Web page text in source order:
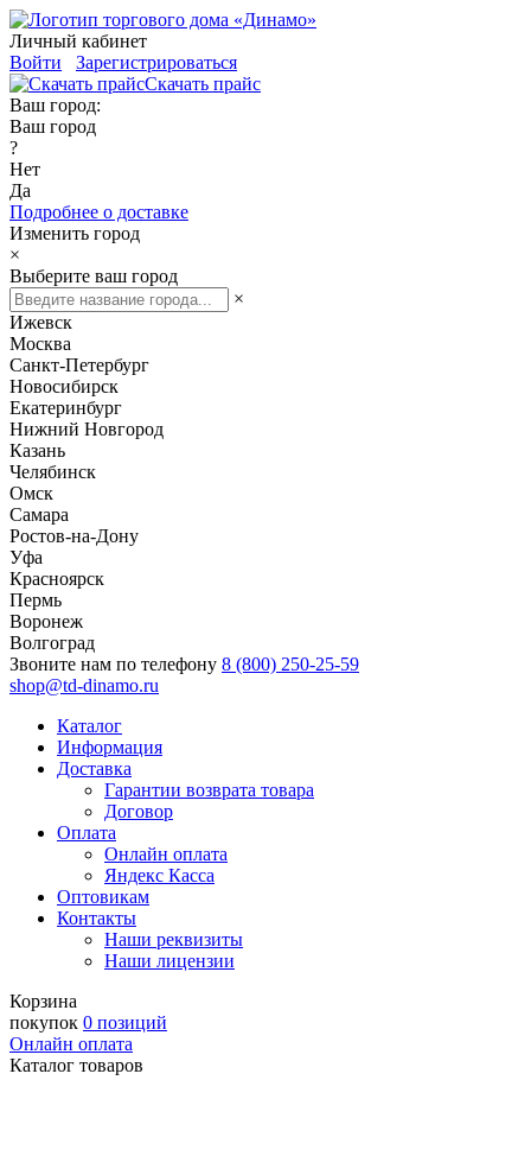
Личный кабинет
Войти
Зарегистрироваться
Скачать прайс
Ваш город:
Ваш город
?
Нет
Да
Подробнее о доставке
Изменить город
×
Выберите ваш город
×
Ижевск
Москва
Санкт-Петербург
Новосибирск
Екатеринбург
Нижний Новгород
Казань
Челябинск
Омск
Самара
Ростов-на-Дону
Уфа
Красноярск
Пермь
Воронеж
Волгоград
Звоните нам по телефону 8 (800) 250-25-59
shop@td-dinamo.ru
Каталог
Информация
Доставка
Гарантии возврата товара
Договор
Оплата
Онлайн оплата
Яндекс Касса
Оптовикам
Контакты
Наши реквизиты
Наши лицензии
Корзина
покупок 0 позиций
Онлайн оплата
Каталог товаров